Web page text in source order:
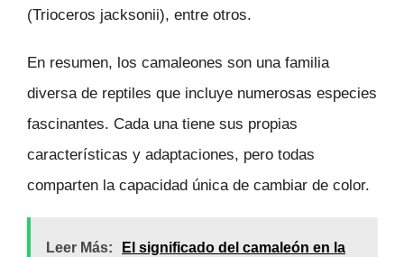
(Trioceros jacksonii), entre otros.
En resumen, los camaleones son una familia
diversa de reptiles que incluye numerosas especies
fascinantes. Cada una tiene sus propias
características y adaptaciones, pero todas
comparten la capacidad única de cambiar de color.
Leer Más:
El significado del camaleón en la